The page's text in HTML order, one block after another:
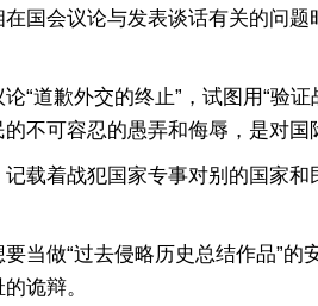
会议论与发表谈话有关的问题
歉外交的终止”，试图用“验证
不可容忍的愚弄和侮辱，是对国
着战犯国家专事对别的国家和
做“过去侵略历史总结作品”的
诡辩。